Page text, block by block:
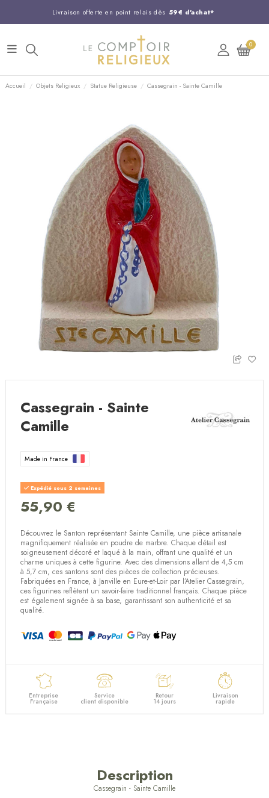
Livraison offerte en point relais dès 59€ d'achat*
Entreprise Française familiale
Support client disponible au 03 20 24 74 15
Commandez avant 14H, expédition le jour même !
0
Accueil Objets Religieux Statue Religieuse Cassegrain - Sainte Camille
Cassegrain - Sainte
Camille
Made in France
Expédié sous 2 semaines
55,90 €
Découvrez le Santon représentant Sainte Camille, une pièce artisanale
magnifiquement réalisée en poudre de marbre. Chaque détail est
soigneusement décoré et laqué à la main, offrant une qualité et un
charme uniques à cette figurine. Avec des dimensions allant de 4,5 cm
à 5,7 cm, ces santons sont des pièces de collection précieuses.
Fabriquées en France, à Janville en Eure-et-Loir par l’Atelier Cassegrain,
ces figurines reflètent un savoir-faire traditionnel français. Chaque pièce
est également signée à sa base, garantissant son authenticité et sa
qualité.
Entreprise
Française
Service
client disponible
Retour
14 jours
Livraison
rapide
Description
Cassegrain - Sainte Camille